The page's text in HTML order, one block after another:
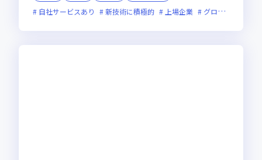
自社サービスあり
新技術に積極的 上場企業 グローバル展開